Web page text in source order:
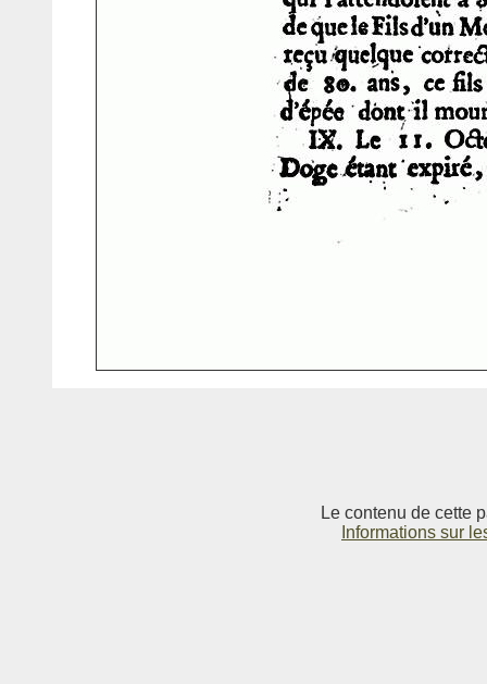
Le contenu de cette
Informations sur